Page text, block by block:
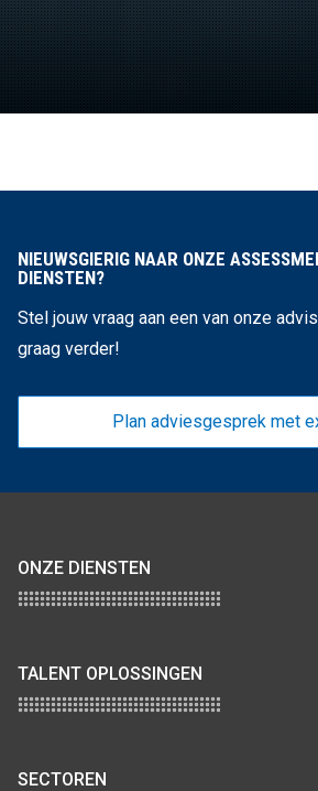
NIEUWSGIERIG NAAR ONZE
DIENSTEN?
Stel jouw vraag aan een van onze
graag verder!
Plan adviesgesprek met
ONZE DIENSTEN
TALENT OPLOSSINGEN
SECTOREN